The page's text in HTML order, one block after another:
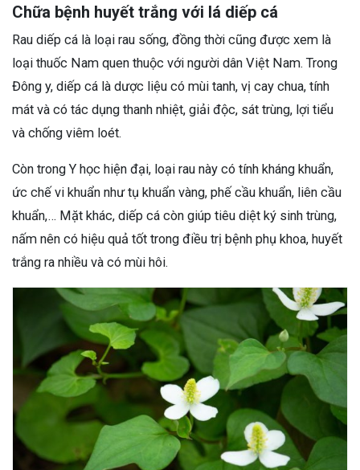
Chữa bệnh huyết trắng với lá diếp cá
Rau diếp cá là loại rau sống, đồng thời cũng được xem là
loại thuốc Nam quen thuộc với người dân Việt Nam. Trong
Đông y, diếp cá là dược liệu có mùi tanh, vị cay chua, tính
mát và có tác dụng thanh nhiệt, giải độc, sát trùng, lợi tiểu
và chống viêm loét.
Còn trong Y học hiện đại, loại rau này có tính kháng khuẩn,
ức chế vi khuẩn như tụ khuẩn vàng, phế cầu khuẩn, liên cầu
khuẩn,… Mặt khác, diếp cá còn giúp tiêu diệt ký sinh trùng,
nấm nên có hiệu quả tốt trong điều trị bệnh phụ khoa, huyết
trắng ra nhiều và có mùi hôi.